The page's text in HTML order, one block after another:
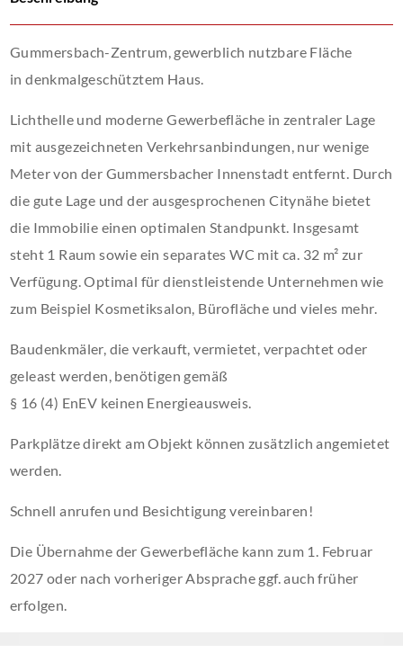
Gummersbach-Zentrum, gewerblich nutzbare Fläche
in denkmalgeschütztem Haus.
Lichthelle und moderne Gewerbefläche in zentraler Lage
mit ausgezeichneten Verkehrsanbindungen, nur wenige
Meter von der Gummersbacher Innenstadt entfernt. Durch
die gute Lage und der ausgesprochenen Citynähe bietet
die Immobilie einen optimalen Standpunkt. Insgesamt
steht 1 Raum sowie ein separates WC mit ca. 32 m² zur
Verfügung. Optimal für dienstleistende Unternehmen wie
zum Beispiel Kosmetiksalon, Bürofläche und vieles mehr.
Baudenkmäler, die verkauft, vermietet, verpachtet oder
geleast werden, benötigen gemäß
§ 16 (4) EnEV keinen Energieausweis.
Parkplätze direkt am Objekt können zusätzlich angemietet
werden.
Schnell anrufen und Besichtigung vereinbaren!
Die Übernahme der Gewerbefläche kann zum 1. Februar
2027 oder nach vorheriger Absprache ggf. auch früher
erfolgen.